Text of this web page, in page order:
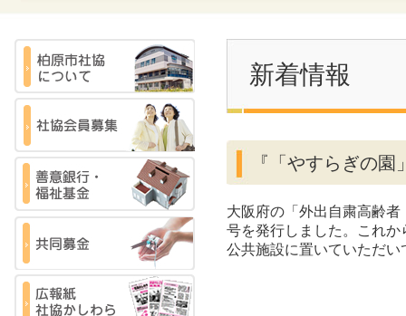
新着情報
『「やすらぎの
大阪府の「外出自粛高齢
号を発行しました。これ
公共施設に置いていただ